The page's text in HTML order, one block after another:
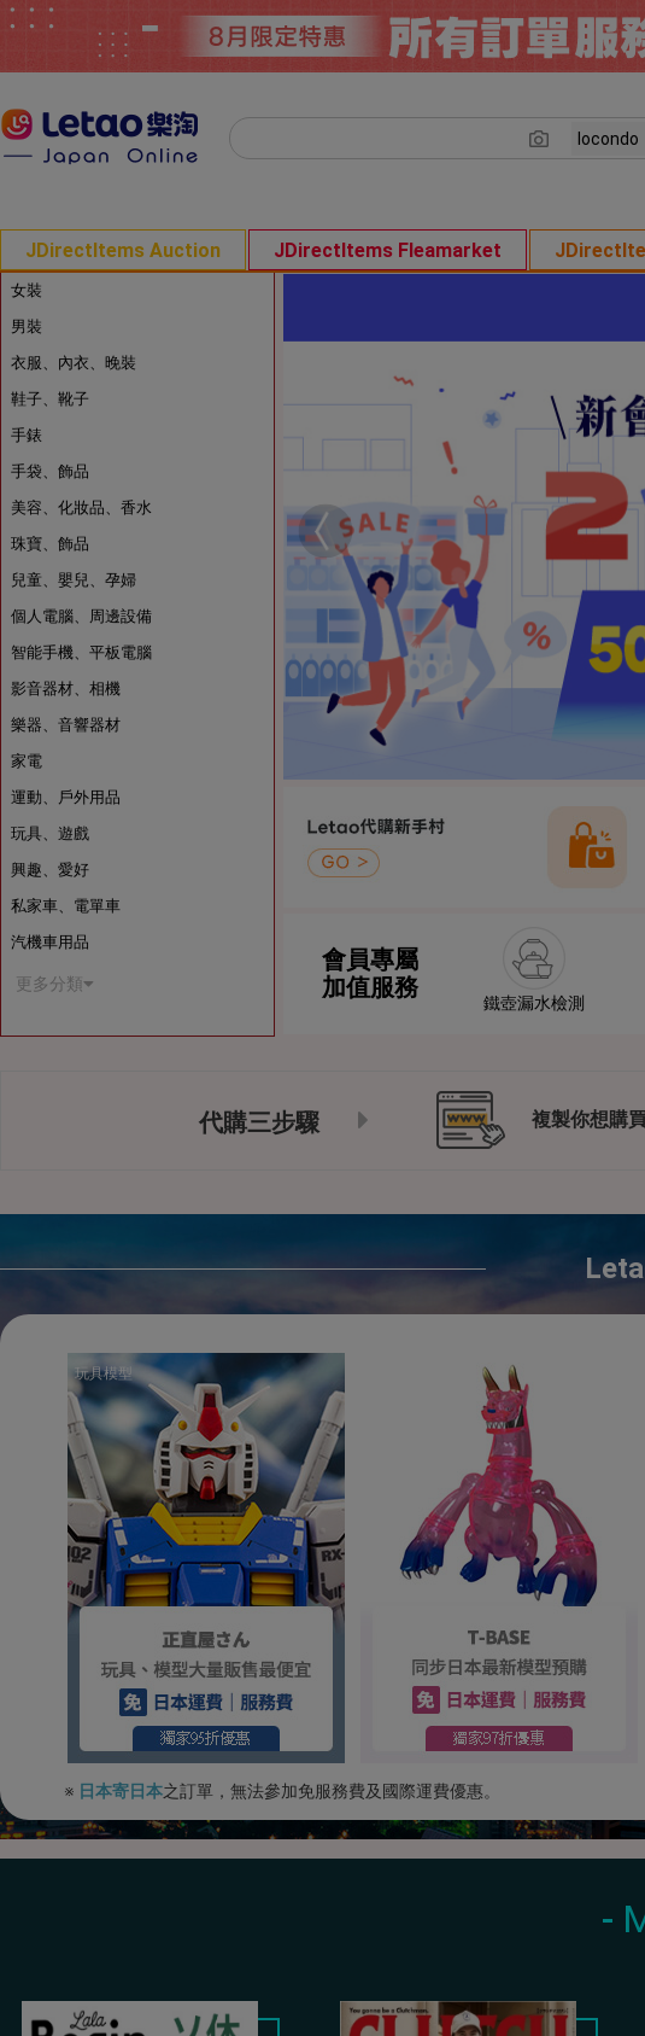
JDirectItems Auction JDirectItems Fleamarket
女裝
男裝
衣服、內衣、晚裝
鞋子、靴子
手錶
手袋、飾品
美容、化妝品、香水
珠寶、飾品
兒童、嬰兒、孕婦
個人電腦、周邊設備
智能手機、平板電腦
影音器材、相機
樂器、音響器材
家電
運動、戶外用品
玩具、遊戲
興趣、愛好
私家車、電單車
汽機車用品
更多分類
會員專屬
加值服務
鐵壺漏水檢測
代購三步驟 複製你想購
玩具模型
※ 日本寄日本之訂單，無法參加免服務費及國際運費優惠。